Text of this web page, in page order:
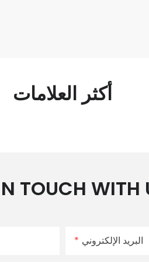
أكثر العلامات
TOUCH WITH
البريد الإلكتروني